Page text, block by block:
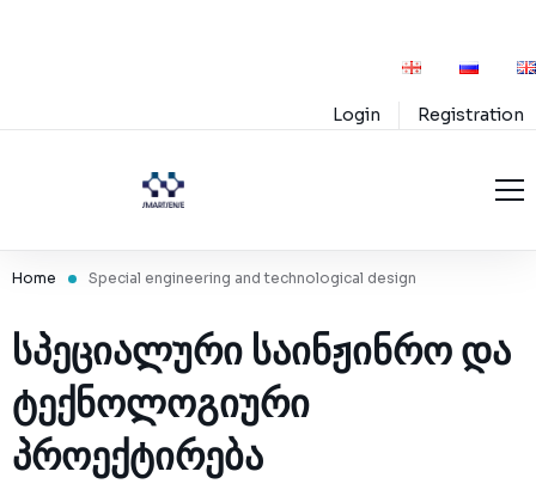
Login Registration
Service
services
products
Premium services
Projects
Blog
Education
Support
Home Special engineering and technological design
ᲡᲞᲔᲪᲘᲐᲚᲣᲠᲘ ᲡᲐᲘᲜᲟᲘᲜᲠᲝ ᲓᲐ
ᲢᲔᲥᲜᲝᲚᲝᲒᲘᲣᲠᲘ
ᲞᲠᲝᲔᲥᲢᲘᲠᲔᲑᲐ